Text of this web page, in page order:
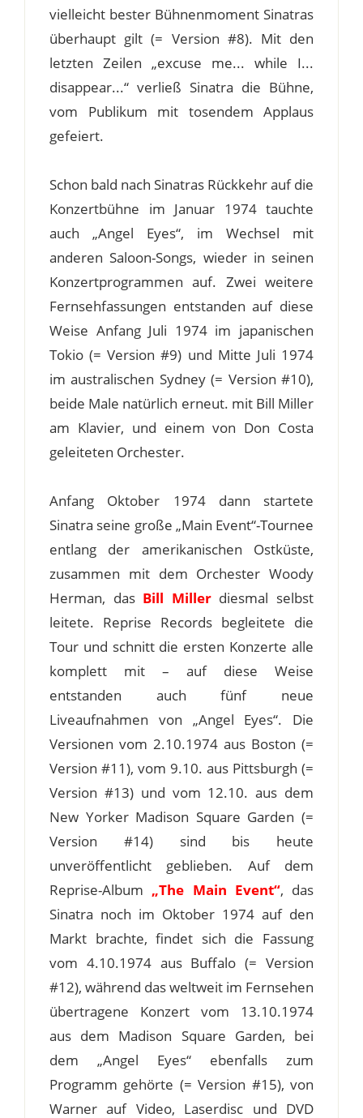
vielleicht bester Bühnenmoment Sinatras
überhaupt gilt (= Version #8). Mit den
letzten Zeilen „excuse me... while I...
disappear...“ verließ Sinatra die Bühne,
vom Publikum mit tosendem Applaus
gefeiert.
Schon bald nach Sinatras Rückkehr auf die
Konzertbühne im Januar 1974 tauchte
auch „Angel Eyes“, im Wechsel mit
anderen Saloon-Songs, wieder in seinen
Konzertprogrammen auf. Zwei weitere
Fernsehfassungen entstanden auf diese
Weise Anfang Juli 1974 im japanischen
Tokio (= Version #9) und Mitte Juli 1974
im australischen Sydney (= Version #10),
beide Male natürlich erneut. mit Bill Miller
am Klavier, und einem von Don Costa
geleiteten Orchester.
Anfang Oktober 1974 dann startete
Sinatra seine große „Main Event“-Tournee
entlang der amerikanischen Ostküste,
zusammen mit dem Orchester Woody
Herman, das Bill Millerdiesmal selbst
leitete. Reprise Records begleitete die
Tour und schnitt die ersten Konzerte alle
komplett mit – auf diese Weise
entstanden auch fünf neue
Liveaufnahmen von „Angel Eyes“. Die
Versionen vom 2.10.1974 aus Boston (=
Version #11), vom 9.10. aus Pittsburgh (=
Version #13) und vom 12.10. aus dem
New Yorker Madison Square Garden (=
Version #14) sind bis heute
unveröffentlicht geblieben. Auf dem
Reprise-Album „The Main Event“, das
Sinatra noch im Oktober 1974 auf den
Markt brachte, findet sich die Fassung
vom 4.10.1974 aus Buffalo (= Version
#12), während das weltweit im Fernsehen
übertragene Konzert vom 13.10.1974
aus dem Madison Square Garden, bei
dem „Angel Eyes“ ebenfalls zum
Programm gehörte (= Version #15), von
Warner auf Video, Laserdisc und DVD